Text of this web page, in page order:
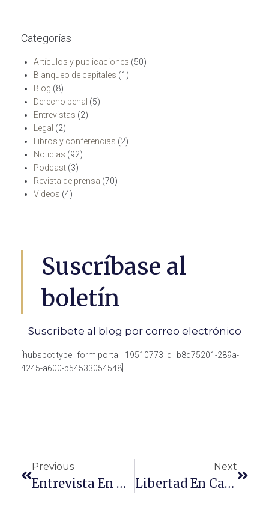
Categorías
Artículos y publicaciones (50)
Blanqueo de capitales (1)
Blog (8)
Derecho penal (5)
Entrevistas (2)
Legal (2)
Libros y conferencias (2)
Noticias (92)
Podcast (3)
Revista de prensa (70)
Videos (4)
Suscríbase al
boletín
Suscríbete al blog por correo electrónico
[hubspot type=form portal=19510773 id=b8d75201-289a-
4245-a600-b54533054548]
Previous
Entrevista En Gente TV1 – Marta Del Castillo
Next
Libertad En Caso Secuestro De Rafael Ávila